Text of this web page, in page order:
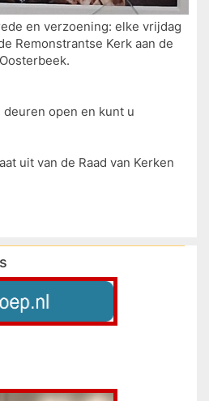
en verzoening: elke vrijdag
Remonstrantse Kerk aan de
deuren open en kunt u
uit van de Raad van Kerken